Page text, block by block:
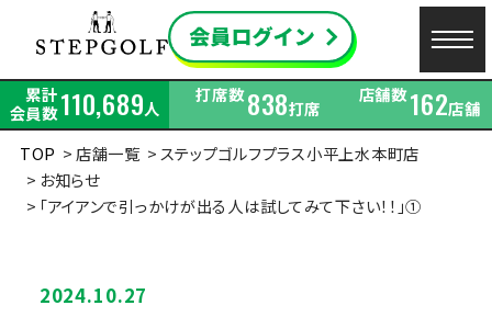
累計
会員数110,689人
打席数838打席
店舗数162店舗
TOP
店舗一覧
ステップゴルフプラス小平上水本町店
お知らせ
「アイアンで引っかけが出る人は試してみて下さい！！」①
2024.10.27